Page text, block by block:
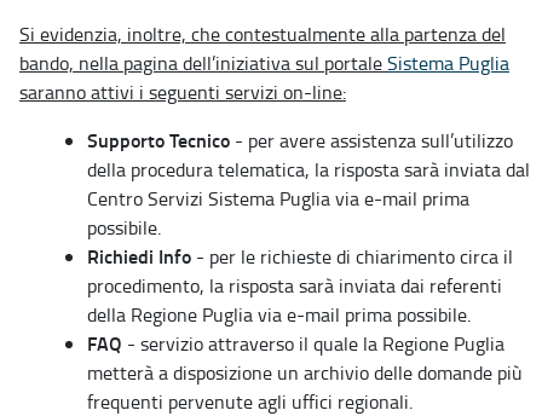
Si evidenzia, inoltre, che contestualmente alla partenza del
bando, nella pagina dell’iniziativa sul portaleSistema Puglia
saranno attivi i seguenti servizi on-line:
Supporto Tecnico - per avere assistenza sull’utilizzo
della procedura telematica, la risposta sarà inviata dal
Centro Servizi Sistema Puglia via e-mail prima
possibile.
Richiedi Info - per le richieste di chiarimento circa il
procedimento, la risposta sarà inviata dai referenti
della Regione Puglia via e-mail prima possibile.
FAQ - servizio attraverso il quale la Regione Puglia
metterà a disposizione un archivio delle domande più
frequenti pervenute agli uffici regionali.